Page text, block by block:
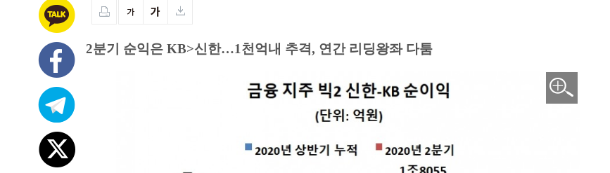
2분기 순익은 KB>신한…1천억내 추격, 연간 리딩왕좌 다툼